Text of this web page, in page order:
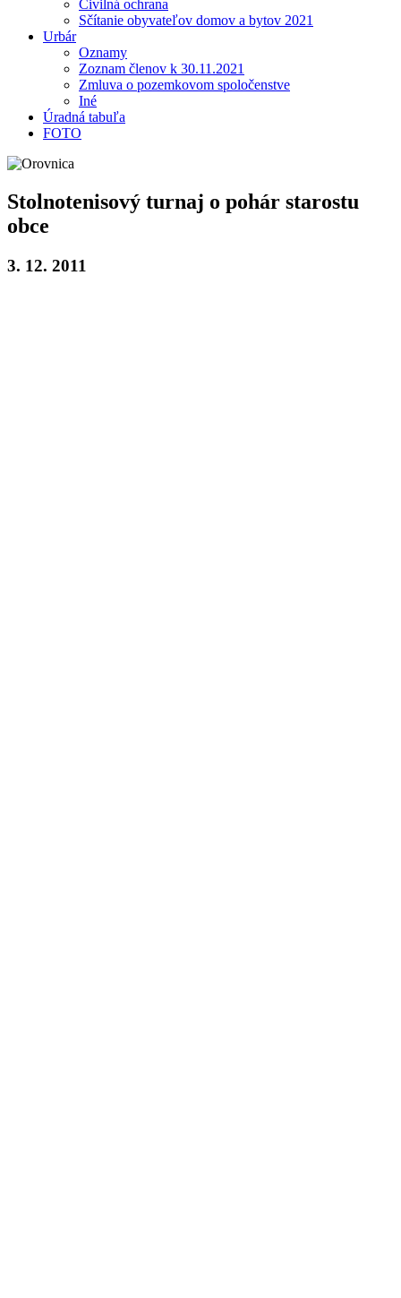
Civilná ochrana
Sčítanie obyvateľov domov a bytov 2021
Urbár
Oznamy
Zoznam členov k 30.11.2021
Zmluva o pozemkovom spoločenstve
Iné
Úradná tabuľa
FOTO
Stolnotenisový turnaj o pohár starostu
obce
3. 12. 2011